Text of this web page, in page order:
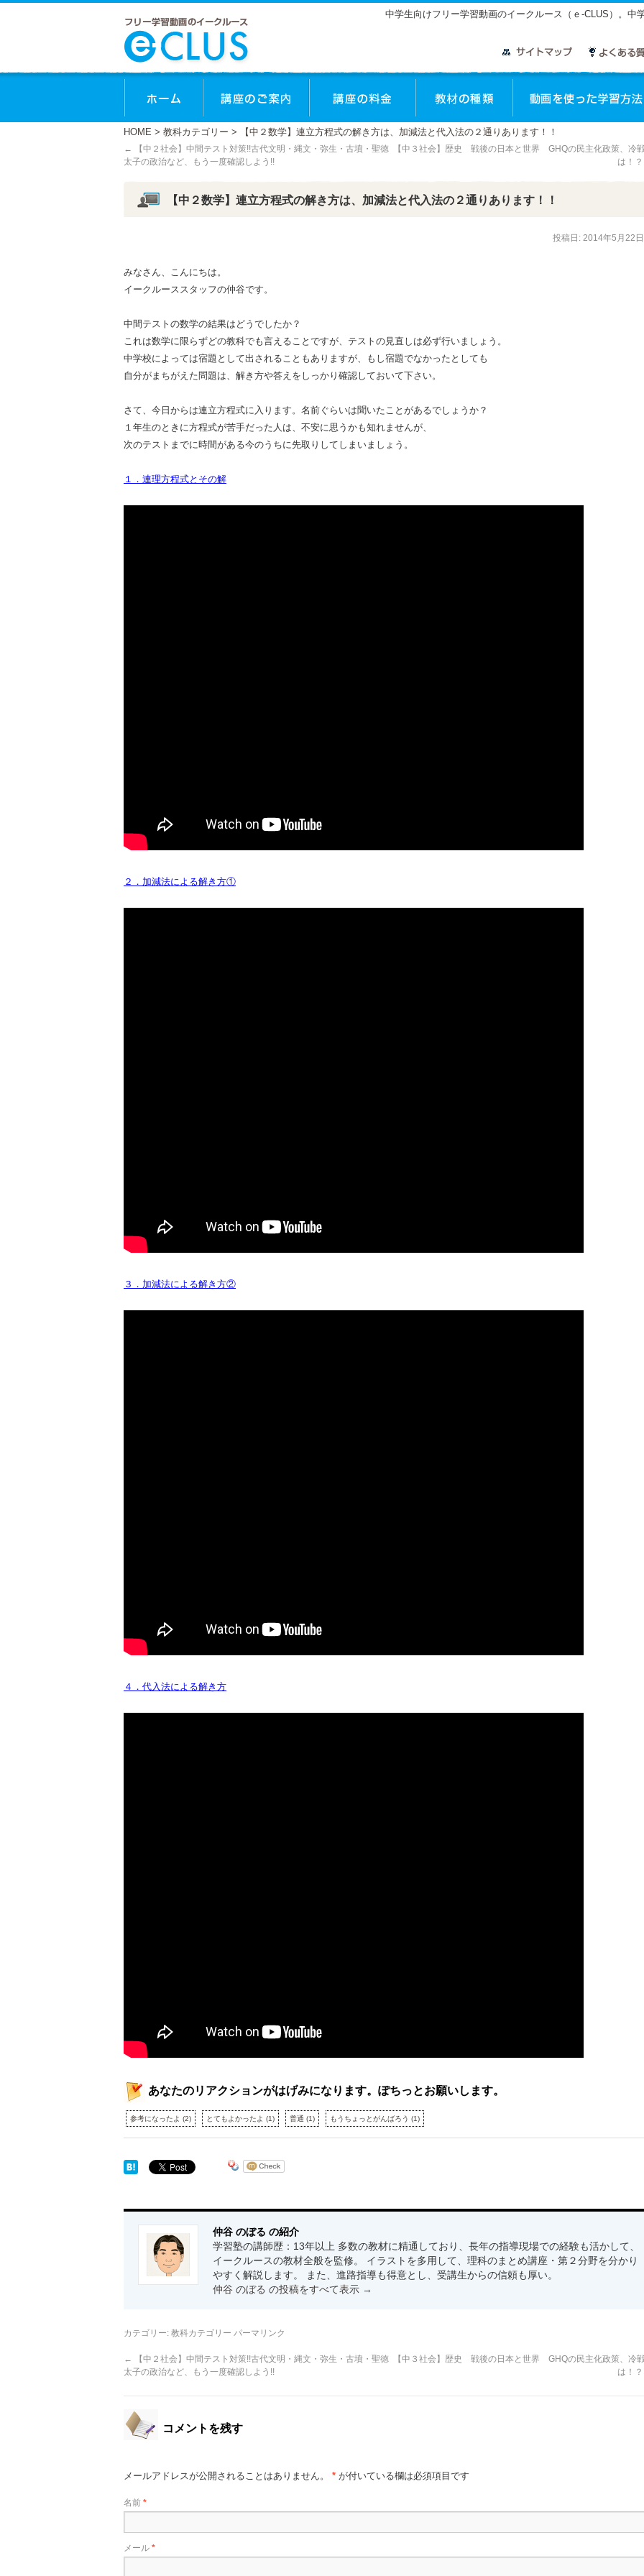
中学生向けフリー学習動画のイークルース（ｅ-CLUS）。中
ホーム 講座のご案内 講座の料金 教材の種類
HOME > 教科カテゴリー > 【中２数学】連立方程式の解き方は、加減法と代入法の２通りあります！！
←
【中２社会】中間テスト対策!!古代文明・縄文・弥生・古墳・聖徳
太子の政治など、もう一度確認しよう!!
【中３社会】歴史 戦後の日本と世界 GHQの民主化政策、冷
は！？
【中２数学】連立方程式の解き方は、加減法と代入法の２通りあります！！
投稿日: 2014年5月22日
みなさん、こんにちは。
イークルーススタッフの仲谷です。
中間テストの数学の結果はどうでしたか？
これは数学に限らずどの教科でも言えることですが、 テストの見直しは必ず行いましょう。
中学校によっては宿題として出されることもありますが、もし宿題でなかったとしても
自分がまちがえた問題は、解き方や答えをしっかり確認しておいて下さい。
さて、今日からは連立方程式に入ります。名前ぐらいは聞いたことがあるでしょうか？
１年生のときに方程式が苦手だった人は、不安に思うかも知れませんが、
次のテストまでに時間がある今のうちに先取りしてしまいましょう。
１．連理方程式とその解
２．加減法による解き方①
３．加減法による解き方②
４．代入法による解き方
あなたのリアクションがはげみになります。ぽちっとお願いします。
参考になったよ (2) とてもよかったよ (1) 普通 (1) もうちょっとがんばろう (1)
仲谷 のぼる の紹介
学習塾の講師歴：13年以上 多数の教材に精通しており、長年の指導現場での経験も活かして、
イークルースの教材全般を監修。 イラストを多用して、理科のまとめ講座・第２分野を分かり
やすく解説します。 また、進路指導も得意とし、受講生からの信頼も厚い。
仲谷 のぼる の投稿をすべて表示 →
カテゴリー: 教科カテゴリー パーマリンク
←
【中２社会】中間テスト対策!!古代文明・縄文・弥生・古墳・聖徳
太子の政治など、もう一度確認しよう!!
【中３社会】歴史 戦後の日本と世界 GHQの民主化政策、冷
は！？
コメントを残す
メールアドレスが公開されることはありません。 * が付いている欄は必須項目です
名前 *
メール *